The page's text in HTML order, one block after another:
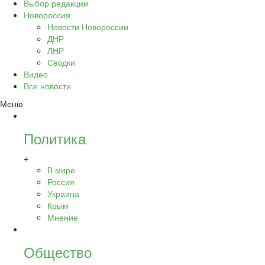
Выбор редакции
Новороссия
Новости Новороссии
ДНР
ЛНР
Сводки
Видео
Все новости
Меню
Политика
+
В мире
Россия
Украина
Крым
Мнение
Общество